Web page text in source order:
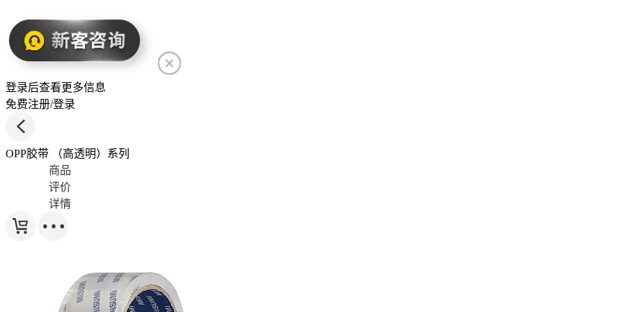
登录后查看更多信息
免费注册/登录
OPP胶带 （高透明）系列
商品
评价
详情